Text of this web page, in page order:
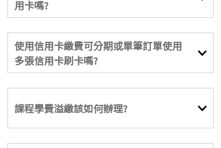
用卡嗎?
使用信用卡繳費可分期或單筆訂單使用
多張信用卡刷卡嗎?
課程學費溢繳該如何辦理?